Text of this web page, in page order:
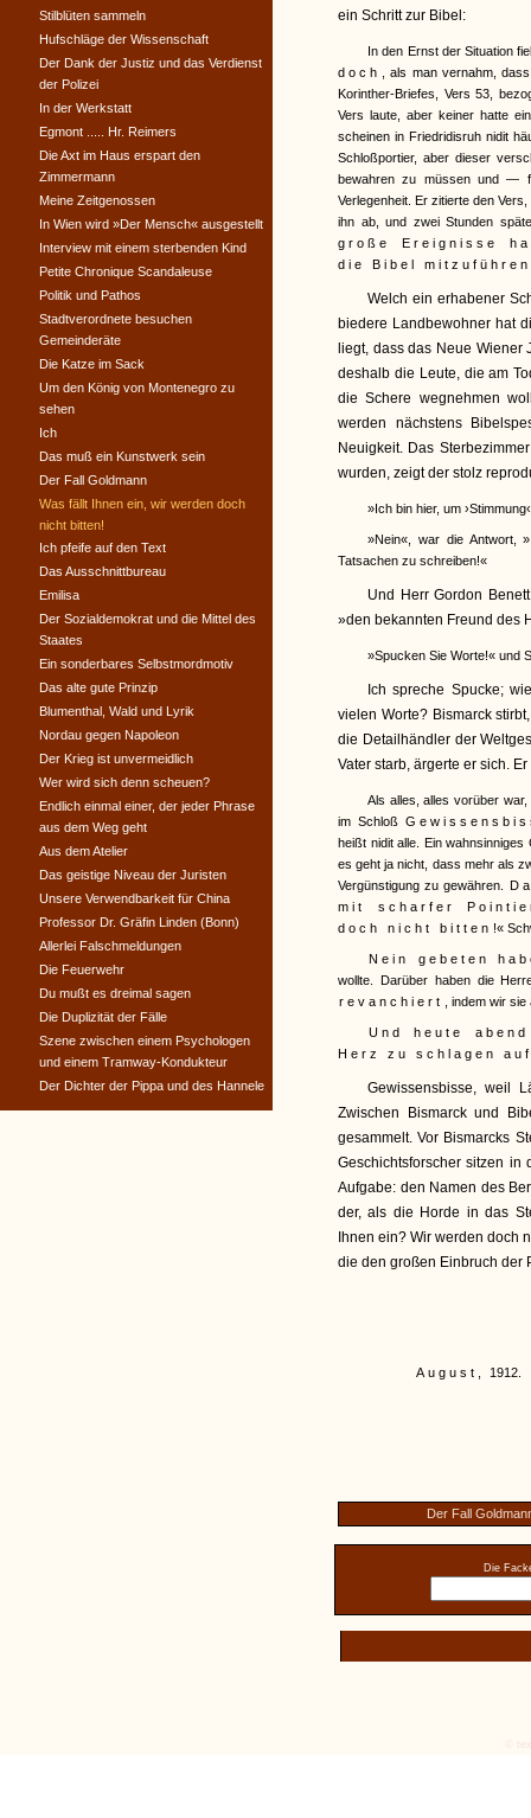
ein Schritt zur Bibel:
In den Ernst der Situation
doch
, als man vernahm,
Korinther-Briefes, Vers 53,
Vers laute, aber keiner hatte
scheinen in Friedridisruh nidit
Schloßportier, aber dieser
bewahren zu müssen und —
Verlegenheit. Er zitierte den
ihn ab, und zwei Stunden
große Ereignisse
die Bibel mitzuführen
Welch ein erhabener
biedere Landbewohner hat
liegt, dass das Neue
deshalb die Leute, die am
die Schere wegnehmen
werden nächstens
Neuigkeit. Das
wurden, zeigt der stolz
»Ich bin hier, um
»Nein«, war die Antwort, »
Tatsachen zu schreiben!«
Und Herr Gordon
»den bekannten Freund des
»Spucken Sie Worte!« und
Ich spreche Spucke;
vielen Worte? Bismarck
die Detailhändler der
Vater starb, ärgerte er sich.
Als alles, alles vorüber
im Schloß
heißt nidit alle. Ein
es geht ja nicht, dass mehr als
Vergünstigung zu gewähren.
mit scharfer
doch nicht bitten !«
Nein gebeten
wollte. Darüber haben die
revanchiert
, indem wir
Und heute
Herz zu schlagen
Gewissensbisse, weil
Zwischen Bismarck und
gesammelt. Vor Bismarcks
Geschichtsforscher sitzen in
Aufgabe: den Namen des
der, als die Horde in das
Ihnen ein? Wir werden doch
die den großen Einbruch der
August, 1912.
Der Fall
Die
Stilblüten sammeln
Hufschläge der Wissenschaft
Der Dank der Justiz und das Verdienst
der Polizei
In der Werkstatt
Egmont ..... Hr. Reimers
Die Axt im Haus erspart den
Zimmermann
Meine Zeitgenossen
In Wien wird »Der Mensch« ausgestellt
Interview mit einem sterbenden Kind
Petite Chronique Scandaleuse
Politik und Pathos
Stadtverordnete besuchen
Gemeinderäte
Die Katze im Sack
Um den König von Montenegro zu
sehen
Ich
Das muß ein Kunstwerk sein
Der Fall Goldmann
Was fällt Ihnen ein, wir werden doch
nicht bitten!
Ich pfeife auf den Text
Das Ausschnittbureau
Emilisa
Der Sozialdemokrat und die Mittel des
Staates
Ein sonderbares Selbstmordmotiv
Das alte gute Prinzip
Blumenthal, Wald und Lyrik
Nordau gegen Napoleon
Der Krieg ist unvermeidlich
Wer wird sich denn scheuen?
Endlich einmal einer, der jeder Phrase
aus dem Weg geht
Aus dem Atelier
Das geistige Niveau der Juristen
Unsere Verwendbarkeit für China
Professor Dr. Gräfin Linden (Bonn)
Allerlei Falschmeldungen
Die Feuerwehr
Du mußt es dreimal sagen
Die Duplizität der Fälle
Szene zwischen einem Psychologen
und einem Tramway-Kondukteur
Der Dichter der Pippa und des Hannele